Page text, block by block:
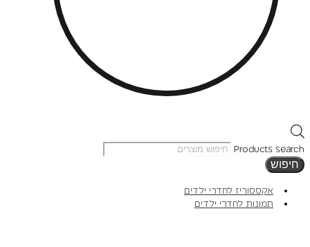
Products search
חיפוש
אקססוריז לחדרי ילדים
תמונות לחדרי ילדים